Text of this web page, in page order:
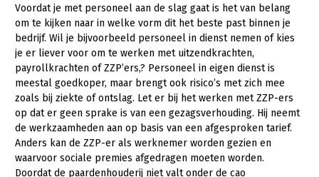
Natuur, klimaat en energie
Bodem en water
Platteland en omgeving
Mens, ondernemerschap en onderwijs
Internationaal
Sectoren
Voordat je met personeel aan de slag gaat is het van belang
om te kijken naar in welke vorm dit het beste past binnen je
bedrijf. Wil je bijvoorbeeld personeel in dienst nemen of kies
je er liever voor om te werken met uitzendkrachten,
payrollkrachten of ZZP’ers,? Personeel in eigen dienst is
meestal goedkoper, maar brengt ook risico’s met zich mee
zoals bij ziekte of ontslag. Let er bij het werken met ZZP-ers
op dat er geen sprake is van een gezagsverhouding. Hij neemt
de werkzaamheden aan op basis van een afgesproken tarief.
Anders kan de ZZP-er als werknemer worden gezien en
waarvoor sociale premies afgedragen moeten worden.
Doordat de paardenhouderij niet valt onder de cao